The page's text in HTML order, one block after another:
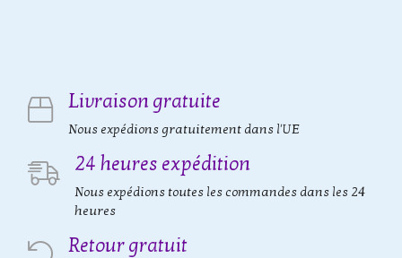
Livraison gratuite
Nous expédions gratuitement dans l'UE
24 heures expédition
Nous expédions toutes les commandes dans les 24
heures
Retour gratuit